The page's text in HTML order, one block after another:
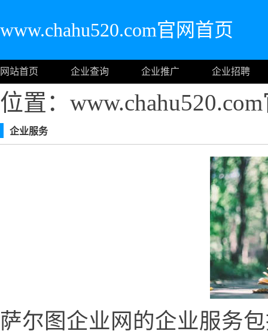
www.chahu520.com官网首页
网站首页 企业查询 企业推广 企业招聘
位置：
企业服务
萨尔图企业网的企业服务